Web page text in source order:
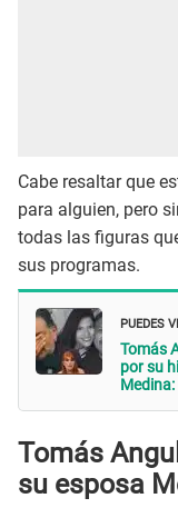
Cabe resaltar que
para alguien, pero
todas las figuras
sus programas.
PUEDES
Tomás
por su
Medina:
Tomás
su esposa